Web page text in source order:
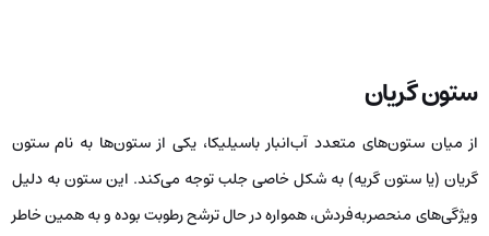
ستون گریان
از میان ستون‌های متعدد آب‌انبار باسیلیکا، یکی از ستون‌ها به نام ستون
گریان (یا ستون گریه) به شکل خاصی جلب توجه می‌کند. این ستون به دلیل
ویژگی‌های منحصربه‌فردش، همواره در حال ترشح رطوبت بوده و به همین خاطر